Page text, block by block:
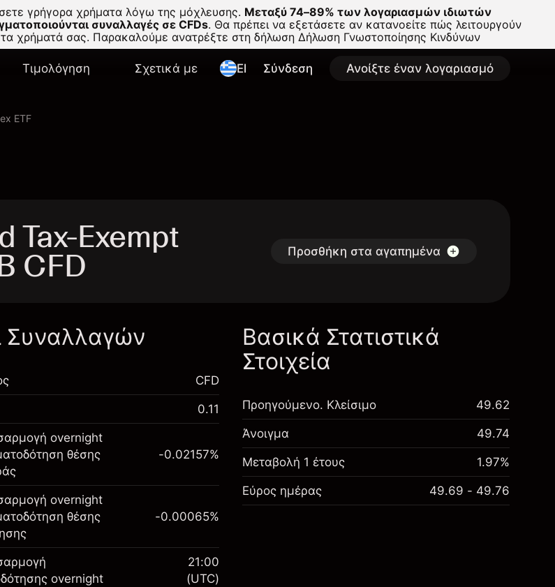
γρήγορα χρήματα λόγω της μόχλευσης. Μεταξύ 74–89% των λογαριασμών ιδιωτών
συναλλαγές σε CFDs. Θα πρέπει να εξετάσετε αν κατανοείτε πώς λειτουργούν
χρήματά σας. Παρακαλούμε ανατρέξτε στη δήλωση Δήλωση Γνωστοποίησης Κινδύνων
Τιμολόγηση Σχετικά με El Σύνδεση Ανοίξτε έναν λογαριασμό
ETF
Tax-Exempt
CFD Προσθήκη στα αγαπημένα
Συναλλαγών
χρηματοπιστωτική αγορά είναι
για διαπραγμάτευση CFD.
περισσότερα σχετικά με:
CFD
0.11
overnight
θέσης
-0.02157%
overnight
θέσης
-0.00065%
overnight
21:00
(UTC)
Βασικά Στατιστικά
Στοιχεία
Προηγούμενο. Κλείσιμο 49.62
Άνοιγμα 49.74
Μεταβολή 1 έτους 1.97%
Εύρος ημέρας 49.69 - 49.76